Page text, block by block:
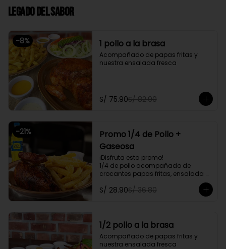
Legado del Sabor
-8% 1 pollo a la brasa
Acompañado de papas fritas y
nuestra ensalada fresca
S/ 75.90S/ 82.90
-21%
Promo 1/4 de Pollo +
Gaseosa
¡Disfruta esta promo!
1/4 de pollo acompañado de
crocantes papas fritas, ensalada
personal y gratis una gaseosa de
500ml.
S/ 28.90S/ 36.80
1/2 pollo a la brasa
Acompañado de papas fritas y
nuestra ensalada fresca